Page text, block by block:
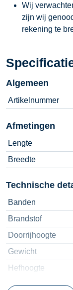
Wij
zijn wij
rekening te
Algemeen
Artikelnummer
Afmetingen
Lengte
Breedte
Technische
Banden
Brandstof
Doorrijhoogte
Gewicht
Hefhoogte
Hefvermogen